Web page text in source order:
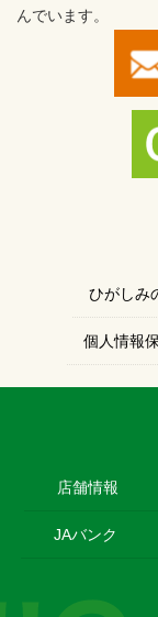
んでいます。
ひがしみ
個人情報
店舗情報
JAバンク